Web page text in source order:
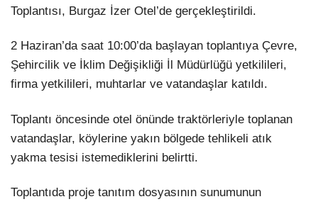
Toplantısı, Burgaz İzer Otel’de gerçekleştirildi.
2 Haziran’da saat 10:00’da başlayan toplantıya Çevre,
Şehircilik ve İklim Değişikliği İl Müdürlüğü yetkilileri,
firma yetkilileri, muhtarlar ve vatandaşlar katıldı.
Toplantı öncesinde otel önünde traktörleriyle toplanan
vatandaşlar, köylerine yakın bölgede tehlikeli atık
yakma tesisi istemediklerini belirtti.
Toplantıda proje tanıtım dosyasının sunumunun